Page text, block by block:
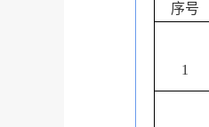
序号
1